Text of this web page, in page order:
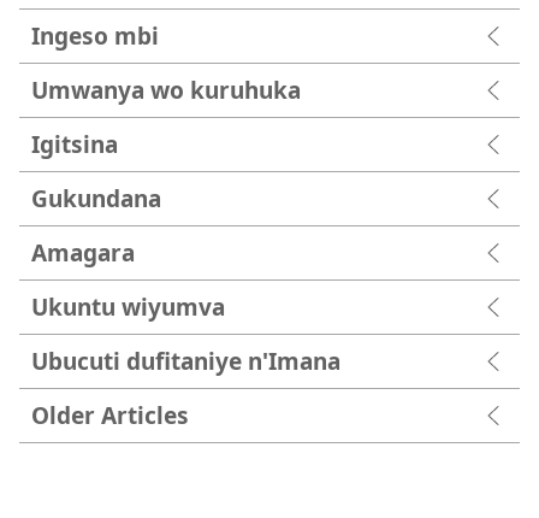
Ingeso mbi
Umwanya wo kuruhuka
Igitsina
Gukundana
Amagara
Ukuntu wiyumva
Ubucuti dufitaniye n'Imana
Older Articles